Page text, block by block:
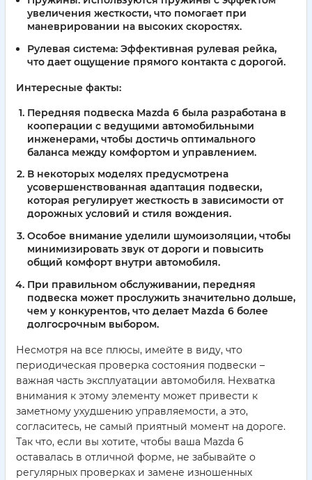
увеличения жесткости, что помогает при
маневрировании на высоких скоростях.
Рулевая система: Эффективная рулевая рейка,
что дает ощущение прямого контакта с дорогой.
Интересные факты:
Передняя подвеска Mazda 6 была разработана в
кооперации с ведущими автомобильными
инженерами, чтобы достичь оптимального
баланса между комфортом и управлением.
В некоторых моделях предусмотрена
усовершенствованная адаптация подвески,
которая регулирует жесткость в зависимости от
дорожных условий и стиля вождения.
Особое внимание уделили шумоизоляции, чтобы
минимизировать звук от дороги и повысить
общий комфорт внутри автомобиля.
При правильном обслуживании, передняя
подвеска может прослужить значительно дольше,
чем у конкурентов, что делает Mazda 6 более
долгосрочным выбором.
Несмотря на все плюсы, имейте в виду, что
периодическая проверка состояния подвески –
важная часть эксплуатации автомобиля. Нехватка
внимания к этому элементу может привести к
заметному ухудшению управляемости, а это,
согласитесь, не самый приятный момент на дороге.
Так что, если вы хотите, чтобы ваша Mazda 6
оставалась в отличной форме, не забывайте о
регулярных проверках и замене изношенных